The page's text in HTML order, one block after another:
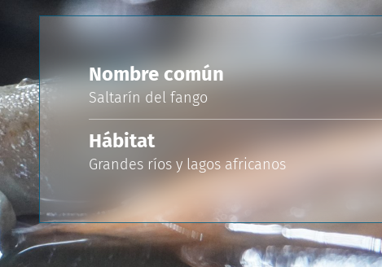
Nombre común
Saltarín del fango
Hábitat
Grandes ríos y lagos africanos